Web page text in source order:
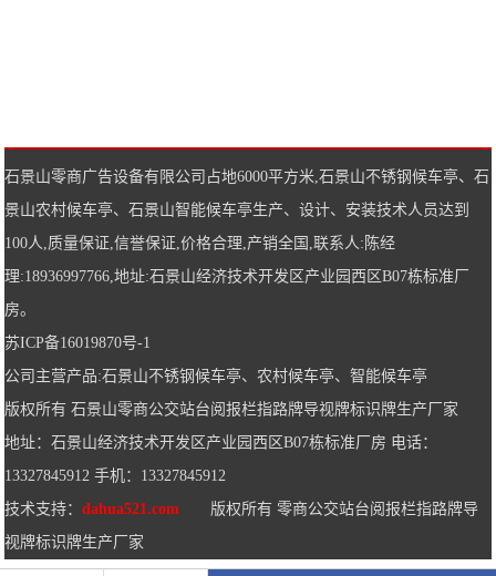
石景山零商广告设备有限公司占地6000平方米,石景山不锈钢候车亭、石
景山农村候车亭、石景山智能候车亭生产、设计、安装技术人员达到
100人,质量保证,信誉保证,价格合理,产销全国,联系人:陈经
理:18936997766,地址:石景山经济技术开发区产业园西区B07栋标准厂
房。
苏ICP备16019870号-1
公司主营产品:石景山不锈钢候车亭、农村候车亭、智能候车亭
版权所有 石景山零商公交站台阅报栏指路牌导视牌标识牌生产厂家
地址：石景山经济技术开发区产业园西区B07栋标准厂房 电话：
13327845912 手机：13327845912
技术支持：dahua521.com 版权所有 零商公交站台阅报栏指路牌导
视牌标识牌生产厂家